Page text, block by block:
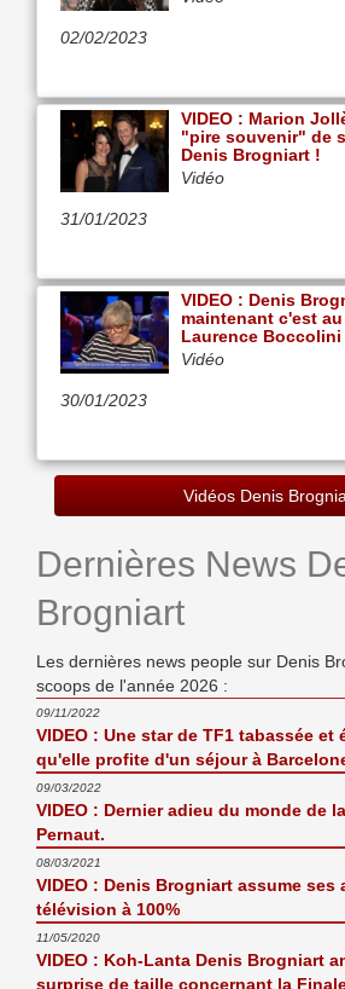
02/02/2023
31/01/2023
VIDEO : Marion
"pire souvenir" de
Denis Brogniart !
Vidéo
30/01/2023
VIDEO : Denis
maintenant c'est
Laurence Boccolini
Vidéo
Vidéos Denis
Dernières News
Brogniart
Les dernières news people sur Denis
scoops de l'année 2026 :
09/11/2022
VIDEO : Une star de TF1 tabassée et
qu'elle profite d'un séjour à
09/03/2022
VIDEO : Dernier adieu du monde de
Pernaut.
08/03/2021
VIDEO : Denis Brogniart assume
télévision à 100%
11/05/2020
VIDEO : Koh-Lanta Denis Brogniart
surprise de taille concernant la